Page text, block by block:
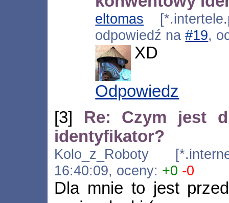
eltomas
odpowiedź na#19,
XD
Odpowiedz
[3] Re: Czym jest
identyfikator?
Kolo_z_Roboty
16:40:09, oceny: +0 -0
Dla mnie to jest